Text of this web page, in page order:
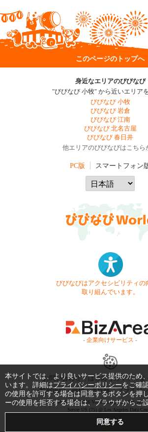
このページのトップへ
身近なエリアのびびなび
"びびなび 小牧" から近いエリア
びびなび 小牧
びびなび 岩倉
びびなび 江南
びびなび 北名古屋
びびなび 春日井
他エリアのびびなびはこちら
PC版 スマートフォン
びびなびはアクセシビリティの
取り組んでいます。
- 企業向けサービス -
お問い合わせ はじめてガイド
よ
利用規約
商標・著作権 プライバ
Copyright © 1999-2026 Vivid Navigation, Inc. All
Server US (75) @ Los Angeles Data
本サイトでは、より良いサービス提供のため
います。詳細はプライバシーポリシーをご確
の使用を許可する場合は同意するボタンを押
ーの使用を拒否する場合は、ブラウザからご